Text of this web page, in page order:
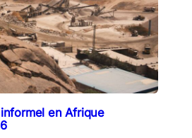
en Afrique